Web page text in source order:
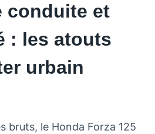
conduite et
: les atouts
urbain
bruts, le Honda Forza 125